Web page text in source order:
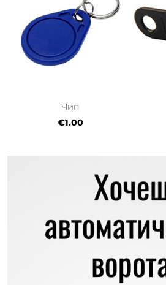
Чип
€1.00